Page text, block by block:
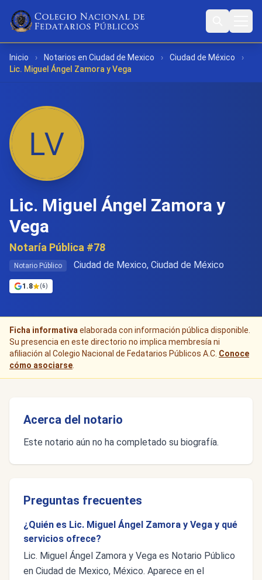
Inicio › Notarios en Ciudad de Mexico › Ciudad de México
›
Lic. Miguel Ángel Zamora y Vega
Lic. Miguel Ángel Zamora y
Vega
Notaría Pública #78
Notario Público Ciudad de Mexico, Ciudad de México
1.8 (6)
Ficha informativa elaborada con información pública disponible.
Su presencia en este directorio no implica membresía ni
afiliación al Colegio Nacional de Fedatarios Públicos A.C. Conoce
cómo asociarse
Acerca del notario
Este notario aún no ha completado su biografía.
Preguntas frecuentes
¿Quién es Lic. Miguel Ángel Zamora y Vega y qué
servicios ofrece?
Lic. Miguel Ángel Zamora y Vega es Notario Público
en Ciudad de Mexico, México. Aparece en el